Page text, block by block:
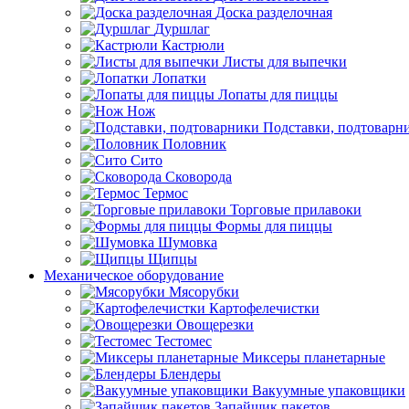
Доска разделочная
Дуршлаг
Кастрюли
Листы для выпечки
Лопатки
Лопаты для пиццы
Нож
Подставки,
Половник
Сито
Сковорода
Термос
Торговые прилавоки
Формы для пиццы
Шумовка
Щипцы
Механическое оборудование
Мясорубки
Картофелечистки
Овощерезки
Тестомес
Миксеры планетарные
Блендеры
Вакуумные упаковщики